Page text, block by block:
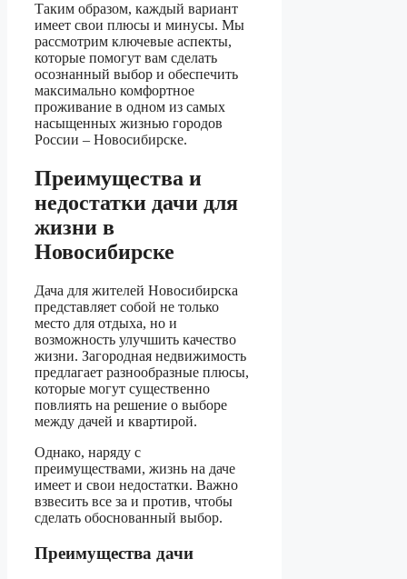
Таким образом, каждый вариант
имеет свои плюсы и минусы. Мы
рассмотрим ключевые аспекты,
которые помогут вам сделать
осознанный выбор и обеспечить
максимально комфортное
проживание в одном из самых
насыщенных жизнью городов
России – Новосибирске.
Преимущества и
недостатки дачи для
жизни в
Новосибирске
Дача для жителей Новосибирска
представляет собой не только
место для отдыха, но и
возможность улучшить качество
жизни. Загородная недвижимость
предлагает разнообразные плюсы,
которые могут существенно
повлиять на решение о выборе
между дачей и квартирой.
Однако, наряду с
преимуществами, жизнь на даче
имеет и свои недостатки. Важно
взвесить все за и против, чтобы
сделать обоснованный выбор.
Преимущества дачи